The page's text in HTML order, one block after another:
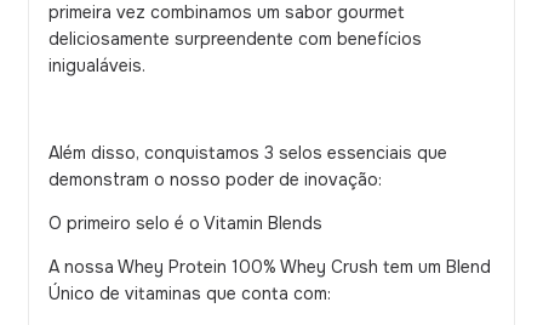
primeira vez combinamos um sabor gourmet
deliciosamente surpreendente com benefícios
inigualáveis.
Além disso, conquistamos 3 selos essenciais que
demonstram o nosso poder de inovação:
O primeiro selo é o Vitamin Blends
A nossa Whey Protein 100% Whey Crush tem um Blend
Único de vitaminas que conta com: